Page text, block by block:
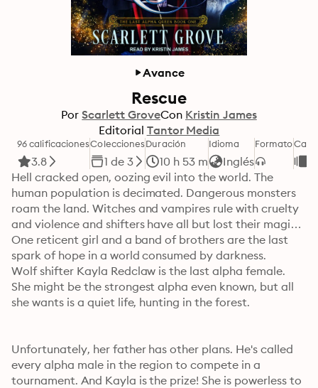
Avance
Rescue
Por Scarlett GroveCon Kristin James
Editorial Tantor Media
96 calificaciones
3.8
Colecciones
1 de 3
Duración
10 h 53 m
Idioma
Inglés
Formato
Hell cracked open, oozing evil into the world. The
human population is decimated. Dangerous monsters
roam the land. Witches and vampires rule with cruelty
and violence and shifters have all but lost their magic.
One reticent girl and a band of brothers are the last
spark of hope in a world consumed by darkness.
Wolf shifter Kayla Redclaw is the last alpha female.
She might be the strongest alpha even known, but all
she wants is a quiet life, hunting in the forest.
Unfortunately, her father has other plans. He's called
every alpha male in the region to compete in a
tournament. And Kayla is the prize! She is powerless to